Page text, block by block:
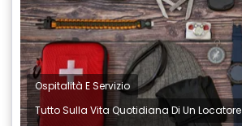
Ospitalità E Servizio ,
Tutto Sulla Vita Quotidiana Di Un Locatore